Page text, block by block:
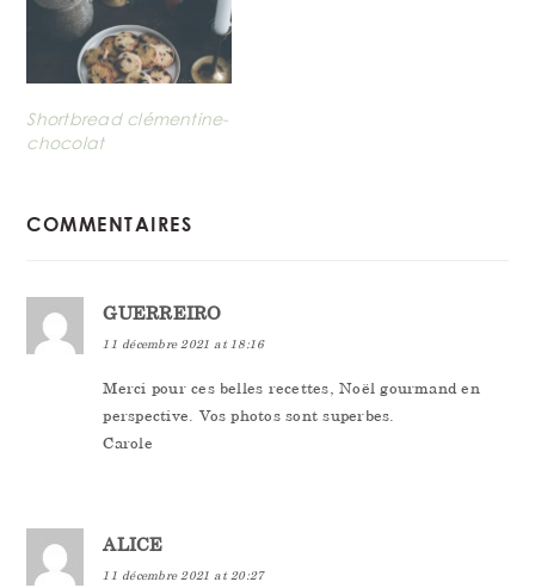
Shortbread clémentine-
chocolat
COMMENTAIRES
GUERREIRO
11 décembre 2021 at 18:16
Merci pour ces belles recettes, Noël gourmand en
perspective. Vos photos sont superbes.
Carole
ALICE
11 décembre 2021 at 20:27